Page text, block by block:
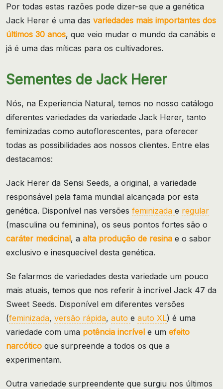
Por todas estas razões pode dizer-se que a genética
Jack Herer é uma das variedades mais importantes dos
últimos 30 anos, que veio mudar o mundo da canábis e
já é uma das míticas para os cultivadores.
Sementes de Jack Herer
Nós, na Experiencia Natural, temos no nosso catálogo
diferentes variedades da variedade Jack Herer, tanto
feminizadas como autoflorescentes, para oferecer
todas as possibilidades aos nossos clientes. Entre elas
destacamos:
Jack Herer da Sensi Seeds, a original, a variedade
responsável pela fama mundial alcançada por esta
genética. Disponível nas versões feminizada e regular
(masculina ou feminina), os seus pontos fortes são o
caráter medicinal, a alta produção de resina e o sabor
exclusivo e inesquecível desta genética.
Se falarmos de variedades desta variedade um pouco
mais atuais, temos que nos referir à incrível Jack 47 da
Sweet Seeds. Disponível em diferentes versões
(feminizada, versão rápida, auto e auto XL) é uma
variedade com uma potência incrível e um efeito
narcótico que surpreende a todos os que a
experimentam.
Outra variedade surpreendente que surgiu nos últimos